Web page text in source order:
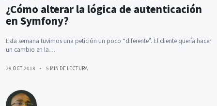
¿Cómo alterar la lógica de autenticación
en Symfony?
Esta semana tuvimos una petición un poco “diferente”. El cliente quería hacer
un cambio en la…
29 OCT 2018 5 MIN DE LECTURA